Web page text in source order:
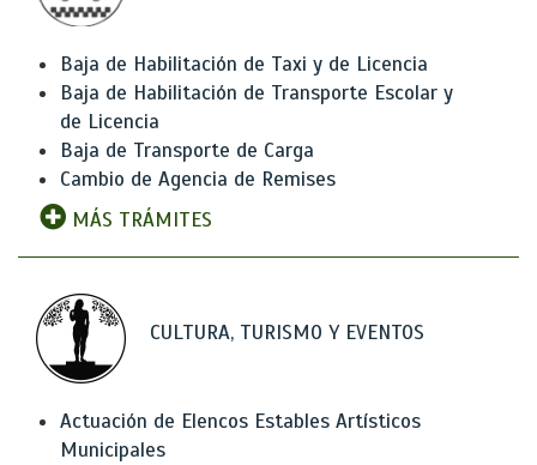
Baja de Habilitación de Taxi y de Licencia
Baja de Habilitación de Transporte Escolar y
de Licencia
Baja de Transporte de Carga
Cambio de Agencia de Remises
MÁS TRÁMITES
CULTURA, TURISMO Y EVENTOS
Actuación de Elencos Estables Artísticos
Municipales